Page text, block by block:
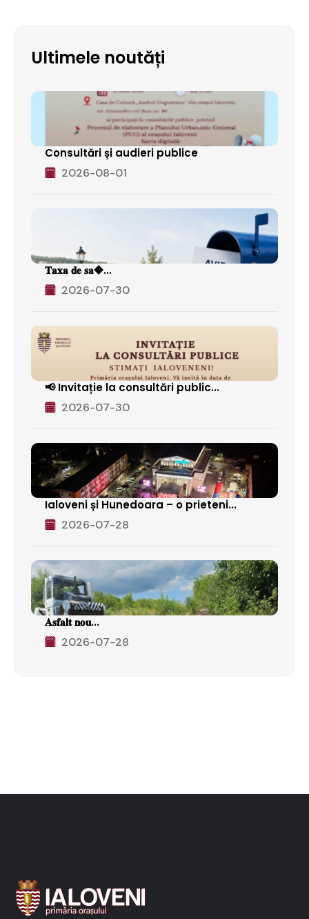
Ultimele noutăți
Consultări și audieri publice
2026-08-01
𝐓𝐚𝐱𝐚 𝐝𝐞 𝐬𝐚�...
2026-07-30
📢 Invitație la consultări public...
2026-07-30
Ialoveni și Hunedoara – o prieteni...
2026-07-28
𝐀𝐬𝐟𝐚𝐥𝐭 𝐧𝐨𝐮...
2026-07-28